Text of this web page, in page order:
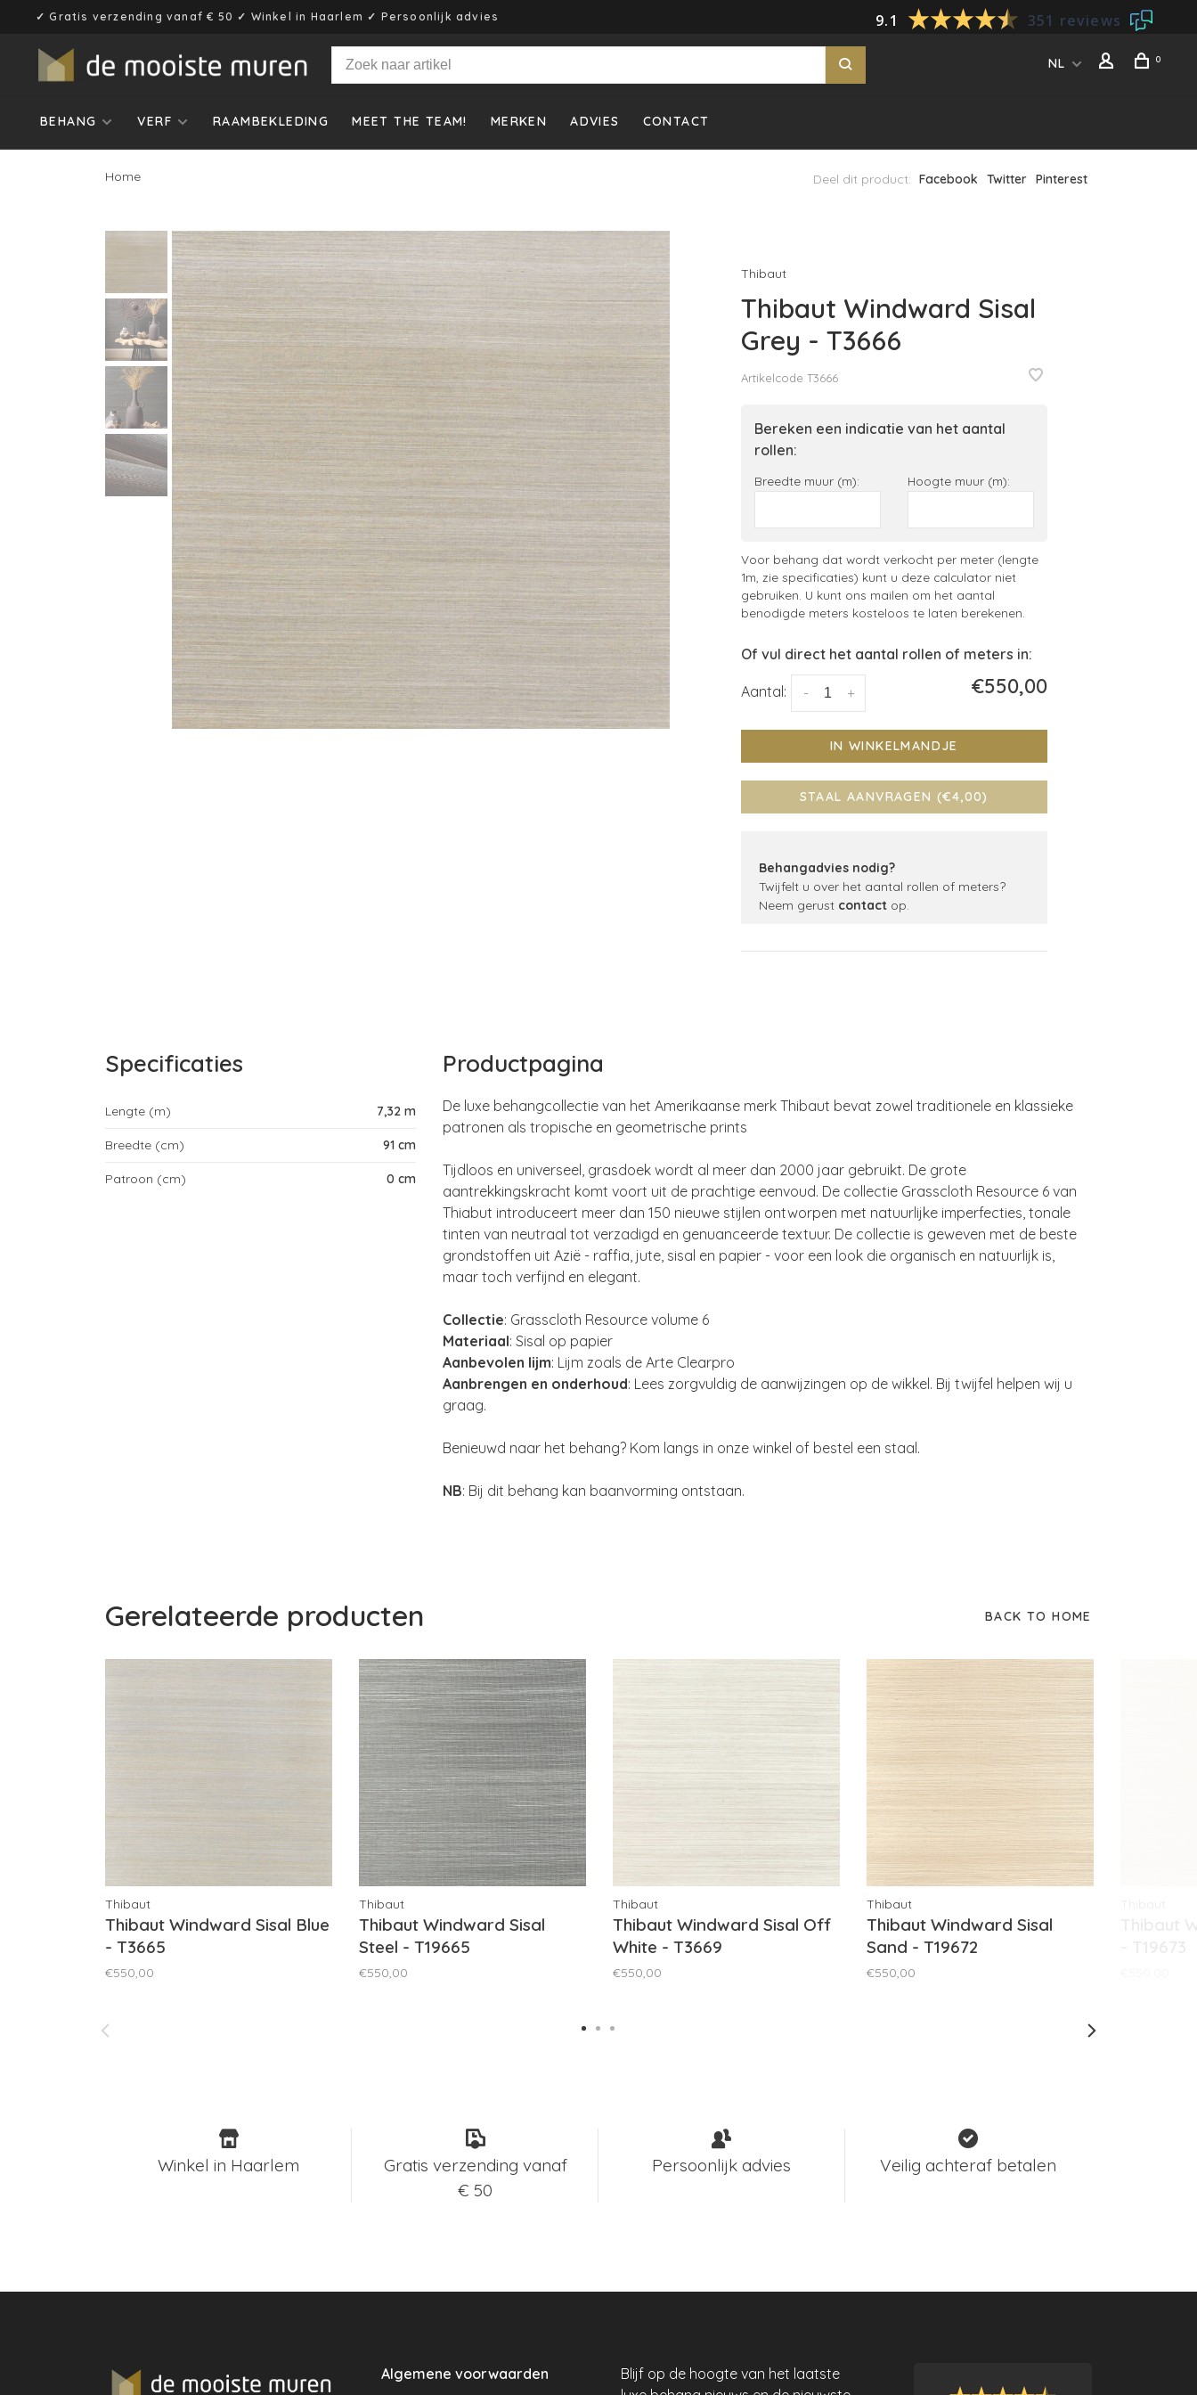
9.1 351 reviews
✓ Gratis verzending vanaf € 50 ✓ Winkel in Haarlem ✓ Persoonlijk advies
NL 0
BEHANG VERF RAAMBEKLEDING MEET THE TEAM! MERKEN ADVIES CONTACT
Home Deel dit product: Facebook Twitter Pinterest
Thibaut
Thibaut Windward Sisal
Grey - T3666
Artikelcode T3666
Bereken een indicatie van het aantal
rollen:
Breedte muur (m): Hoogte muur (m):
Voor behang dat wordt verkocht per meter (lengte
1m, zie specificaties) kunt u deze calculator niet
gebruiken. U kunt ons mailen om het aantal
benodigde meters kosteloos te laten berekenen.
Of vul direct het aantal rollen of meters in:
Aantal: +
- €550,00
IN WINKELMANDJE
STAAL AANVRAGEN (€4,00)
Behangadvies nodig?
Twijfelt u over het aantal rollen of meters?
Neem gerust contactop.
Specificaties
Lengte (m) 7,32 m
Breedte (cm) 91 cm
Patroon (cm) 0 cm
Productpagina
De luxe behangcollectie van het Amerikaanse merk Thibaut bevat zowel traditionele en klassieke
patronen als tropische en geometrische prints
Tijdloos en universeel, grasdoek wordt al meer dan 2000 jaar gebruikt. De grote
aantrekkingskracht komt voort uit de prachtige eenvoud. De collectie Grasscloth Resource 6 van
Thiabut introduceert meer dan 150 nieuwe stijlen ontworpen met natuurlijke imperfecties, tonale
tinten van neutraal tot verzadigd en genuanceerde textuur. De collectie is geweven met de beste
grondstoffen uit Azië - raffia, jute, sisal en papier - voor een look die organisch en natuurlijk is,
maar toch verfijnd en elegant.
Collectie: Grasscloth Resource volume 6
Materiaal: Sisal op papier
Aanbevolen lijm: Lijm zoals de Arte Clearpro
Aanbrengen en onderhoud: Lees zorgvuldig de aanwijzingen op de wikkel. Bij twijfel helpen wij u
graag.
Benieuwd naar het behang? Kom langs in onze winkel of bestel een staal.
NB: Bij dit behang kan baanvorming ontstaan.
Gerelateerde producten BACK TO HOME
Thibaut
Thibaut Windward Sisal Blue
- T3665
€550,00
Thibaut
Thibaut Windward Sisal
Steel - T19665
€550,00
Thibaut
Thibaut Windward Sisal Off
White - T3669
€550,00
Thibaut
Thibaut Windward Sisal
Sand - T19672
€550,00
Winkel in Haarlem
Gratis verzending vanaf
€ 50
Persoonlijk advies Veilig achteraf betalen
Algemene voorwaarden
Blijf op de hoogte van het laatste